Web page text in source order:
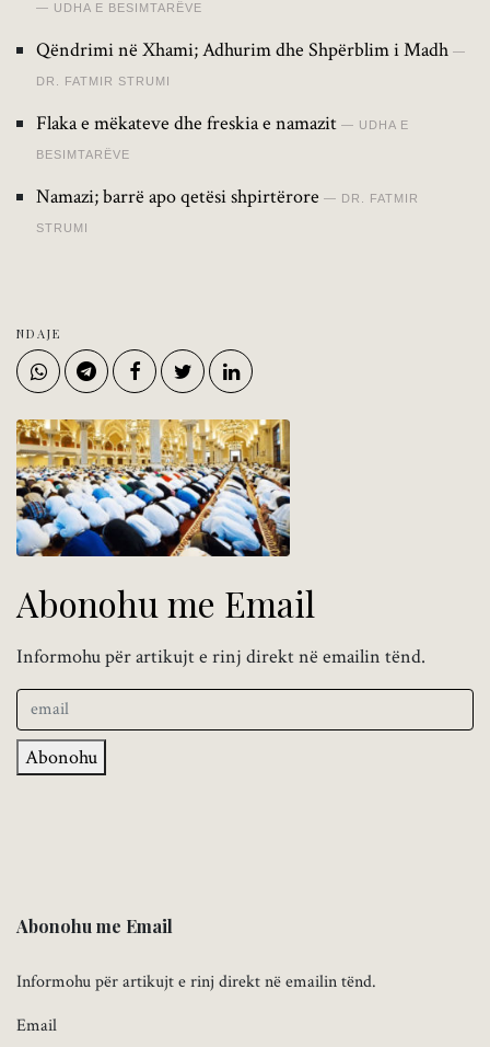
UDHA E BESIMTARËVE
Qëndrimi në Xhami; Adhurim dhe Shpërblim i Madh
DR. FATMIR STRUMI
Flaka e mëkateve dhe freskia e namazit UDHA E
BESIMTARËVE
Namazi; barrë apo qetësi shpirtërore DR. FATMIR
STRUMI
NDAJE
Abonohu me Email
Informohu për artikujt e rinj direkt në emailin tënd.
Abonohu
Abonohu me Email
Informohu për artikujt e rinj direkt në emailin tënd.
Email